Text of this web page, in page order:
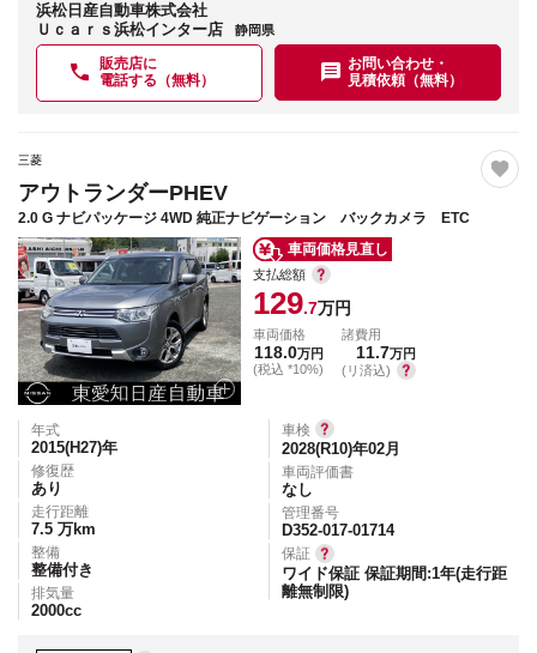
浜松日産自動車株式会社
Ｕｃａｒｓ浜松インター店
静岡県
販売店に
電話する（無料）
お問い合わせ・
見積依頼（無料）
三菱
アウトランダーPHEV
2.0 G ナビパッケージ 4WD 純正ナビゲーション バックカメラ ETC
車両価格見直し
支払総額
129.7万円
車両価格
118.0万円
(税込 *10%)
諸費用
11.7万円
(リ済込)
年式
2015(H27)年
修復歴
あり
走行距離
7.5 万km
整備
整備付き
排気量
2000cc
車検
2028(R10)年02月
車両評価書
なし
管理番号
D352-017-01714
保証
ワイド保証 保証期間:1年(走行距
離無制限)